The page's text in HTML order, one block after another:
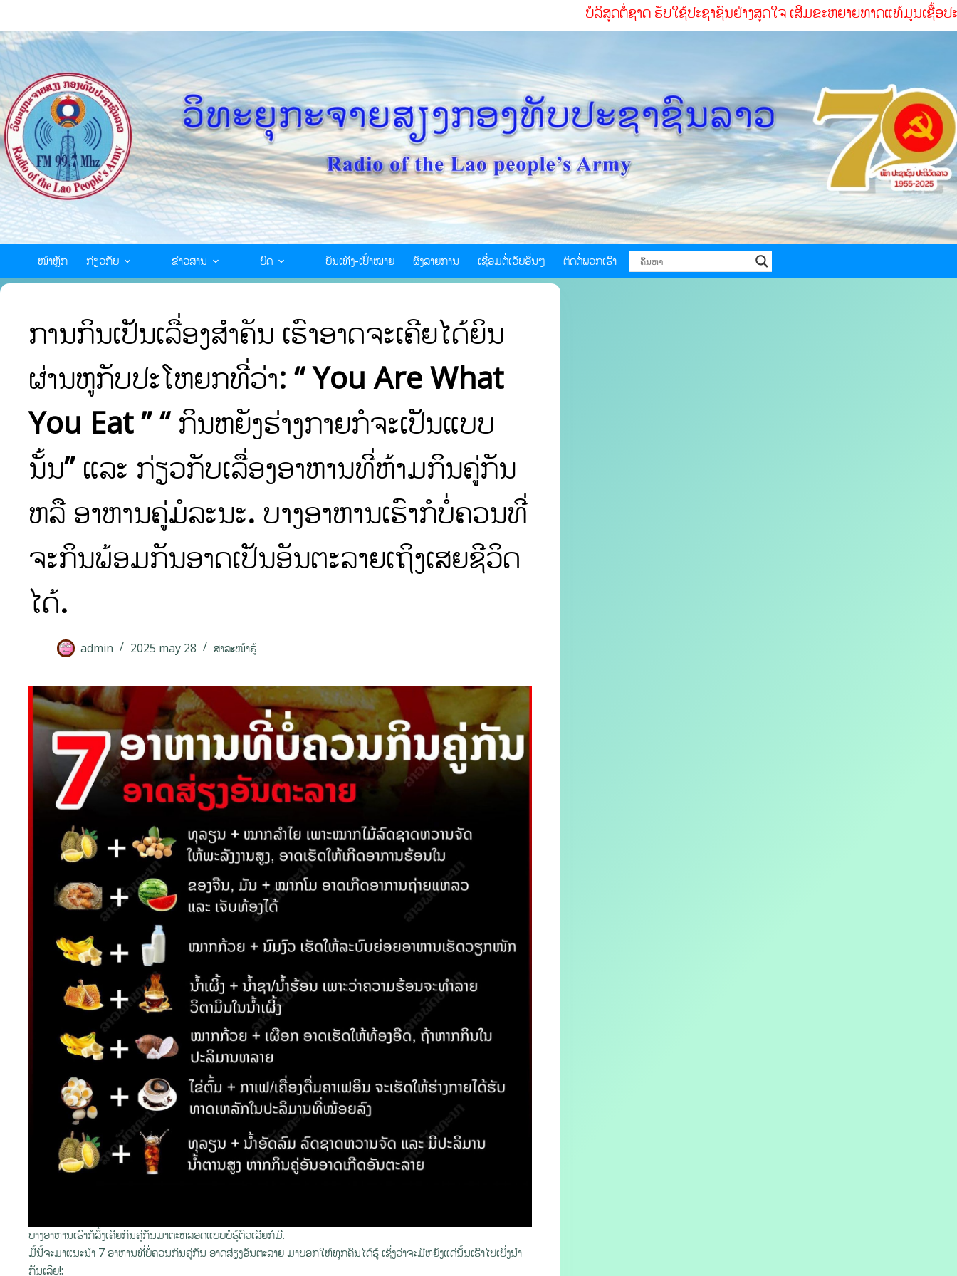
ບໍລິສຸດຕໍ່ຊາດ ຮັບໃຊ້ປະຊາຊົນຢ່າງສຸດໃຈ ເສີມຂະຫຍາຍທາດແທ້ມູນເຊື້ອປະຕິວັດ ສໍາ
ໜ້າຫຼັກ ກ່ຽວກັບ ຂ່າວສານ ບົດ ບັນເທີງ-ເປົ້າໝາຍ ຜັງລາຍການ ເຊື່ອມຕໍ່ເວັບອື່ນໆ ຕິດຕໍ່ພວກເຮົາ
ການກິນເປັນເລື່ອງສຳຄັນ ເຮົາອາດຈະເຄີຍໄດ້ຍິນ
ຜ່ານຫູກັບປະໂຫຍກທີ່ວ່າ: “ You Are What
You Eat ” “ ກິນຫຍັງຮ່າງກາຍກໍຈະເປັນແບບ
ນັ້ນ” ແລະ ກ່ຽວກັບເລື່ອງອາຫານທີ່ຫ້າມກິນຄູ່ກັນ
ຫລື ອາຫານຄູ່ມໍລະນະ. ບາງອາຫານເຮົາກໍບໍ່ຄວນທີ່
ຈະກິນພ້ອມກັນອາດເປັນອັນຕະລາຍເຖິງເສຍຊີວິດ
ໄດ້.
admin 2025 may 28 ສາລະໜ້າຮູ້
ບາງອາຫານເຮົາກໍລຶ້ງເຄີຍກິນຄູ່ກັນມາຕະຫລອດແບບບໍ່ຮູ້ຕົວເລີຍກໍມີ.
ມື້ນີ້ຈະມາແນະນໍາ 7 ອາຫານທີ່ບໍ່ຄວນກິນຄູ່ກັນ ອາດສ່ຽງອັນຕະລາຍ ມາບອກໃຫ້ທຸກຄົນໄດ້ຮູ້ ເຊິ່ງວ່າຈະມີຫຍັງແດ່ນັ້ນເຮົາໄປເບິ່ງນໍາ
ກັນເລີຍ!: